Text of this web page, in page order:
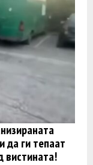
да ги тепаат
вистината!